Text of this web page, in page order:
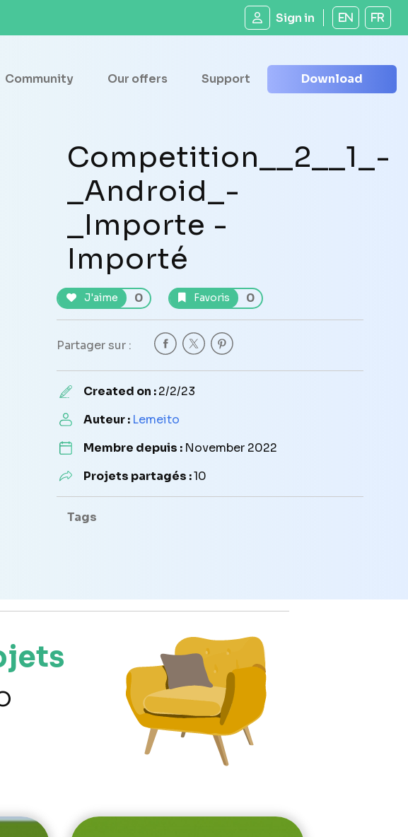
Sign in EN FR
Community Our offers Support Download
Competition__2__1_-
_Android_-
_Importe -
Importé
J'aime 0 Favoris 0
Partager sur :
Created on :2/2/23
Auteur : Lemeito
Membre depuis : November 2022
Projets partagés :10
Tags